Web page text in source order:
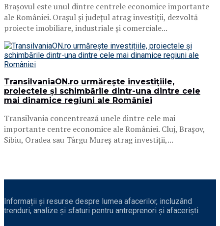
Brașovul este unul dintre centrele economice importante
ale României. Orașul și județul atrag investiții, dezvoltă
proiecte imobiliare, industriale și comerciale...
TransilvaniaON.ro urmărește investițiile,
proiectele și schimbările dintr-una dintre cele
mai dinamice regiuni ale României
Transilvania concentrează unele dintre cele mai
importante centre economice ale României. Cluj, Brașov,
Sibiu, Oradea sau Târgu Mureș atrag investiții,...
Informații și resurse despre lumea afacerilor, incluzând
trenduri, analize și sfaturi pentru antreprenori și afaceriști.